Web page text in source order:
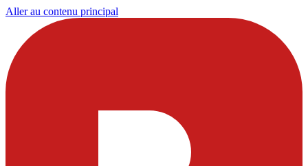
Aller au contenu principal